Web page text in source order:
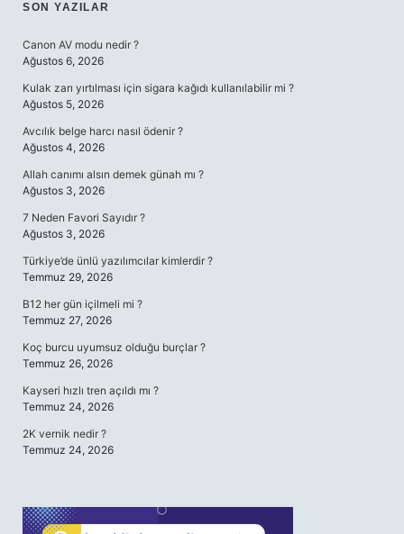
SIDEBAR
SON YAZILAR
Canon AV modu nedir ?
Ağustos 6, 2026
Kulak zarı yırtılması için sigara kağıdı kullanılabilir mi ?
Ağustos 5, 2026
Avcılık belge harcı nasıl ödenir ?
Ağustos 4, 2026
Allah canımı alsın demek günah mı ?
Ağustos 3, 2026
7 Neden Favori Sayıdır ?
Ağustos 3, 2026
Türkiye’de ünlü yazılımcılar kimlerdir ?
Temmuz 29, 2026
B12 her gün içilmeli mi ?
Temmuz 27, 2026
Koç burcu uyumsuz olduğu burçlar ?
Temmuz 26, 2026
Kayseri hızlı tren açıldı mı ?
Temmuz 24, 2026
2K vernik nedir ?
Temmuz 24, 2026